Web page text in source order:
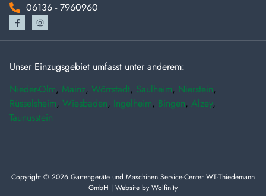
06136 - 7960960
Unser Einzugsgebiet umfasst unter anderem:
Nieder-Olm, Mainz, Wörrstadt, Saulheim, Nierstein,
Rüsselsheim, Wiesbaden, Ingelheim, Bingen, Alzey,
Taunusstein
Copyright © 2026 Gartengeräte und Maschinen Service-Center WT-Thiedemann
GmbH | Website by Wolfinity